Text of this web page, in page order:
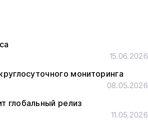
15.06.2026
мониторинга
08.05.2026
глобальный релиз
11.05.2026